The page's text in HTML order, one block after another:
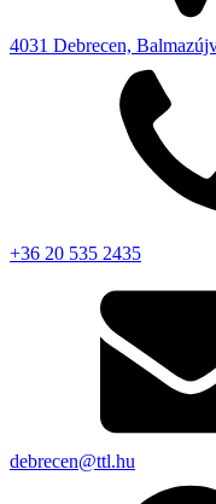
4031 Debrecen,
+36 20 535 2435
debrecen@ttl.hu